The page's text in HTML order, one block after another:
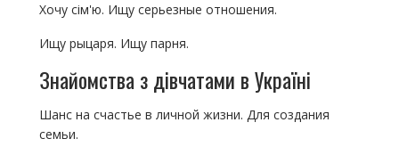
Хочу сім'ю. Ищу серьезные отношения.
Ищу рыцаря. Ищу парня.
Знайомства з дівчатами в Україні
Шанс на счастье в личной жизни. Для создания
семьи.